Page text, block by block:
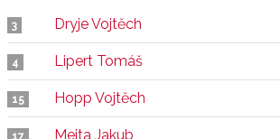
3 Dryje Vojtěch
4 Lipert Tomáš
15 Hopp Vojtěch
17 Mejta Jakub